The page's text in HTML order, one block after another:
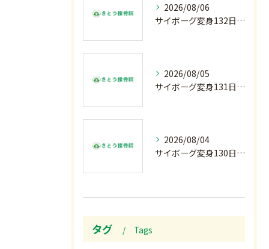
2026/08/06
サイボーグ変身132日目.お知らせ.和歌山.インターハイ.柔道開幕…木曜の朝〜
2026/08/05
サイボーグ変身131日目.甲子園開幕.日曜.リラクゼーション柔.水曜の朝〜
2026/08/04
サイボーグ変身130日目.涼しい朝.甲子園…火曜の朝〜
タグ Tags